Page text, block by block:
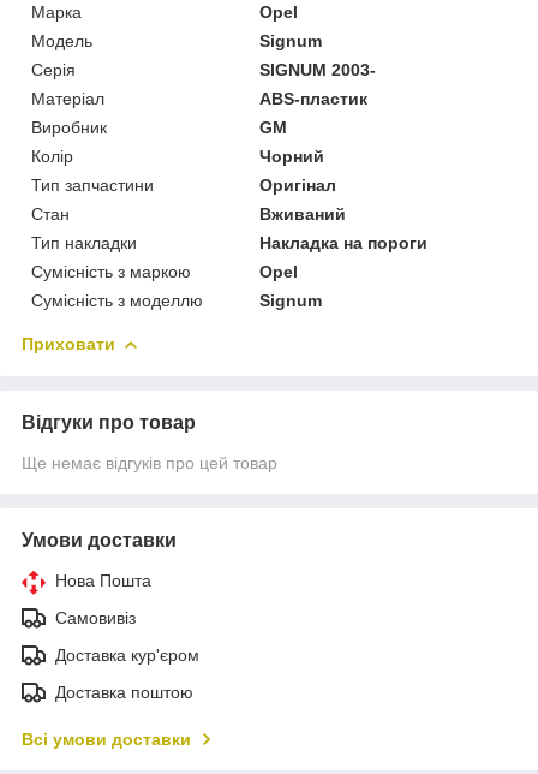
Марка
Opel
Модель
Signum
Серія
SIGNUM 2003-
Матеріал
ABS-пластик
Виробник
GM
Колір
Чорний
Тип запчастини
Оригінал
Стан
Вживаний
Тип накладки
Накладка на пороги
Сумісність з маркою
Opel
Сумісність з моделлю
Signum
Приховати
Відгуки про товар
Ще немає відгуків про цей товар
Умови доставки
Нова Пошта
Самовивіз
Доставка кур'єром
Доставка поштою
Всі умови доставки